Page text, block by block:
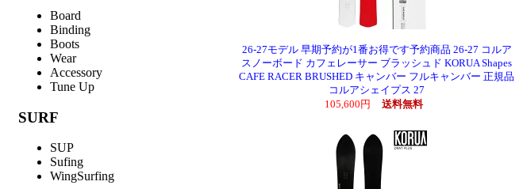
Board
Binding
Boots
Wear
Accessory
Tune Up
SURF
SUP
Sufing
WingSurfing
26-27モデル 早期予約が1番お得です予約商品 26-27 コルア
スノーボード カフェレーサー ブラッシュド KORUA Shapes
CAFE RACER BRUSHED キャンバー フルキャンバー 正規品
コルアシェイプス 27
105,600円
送料無料